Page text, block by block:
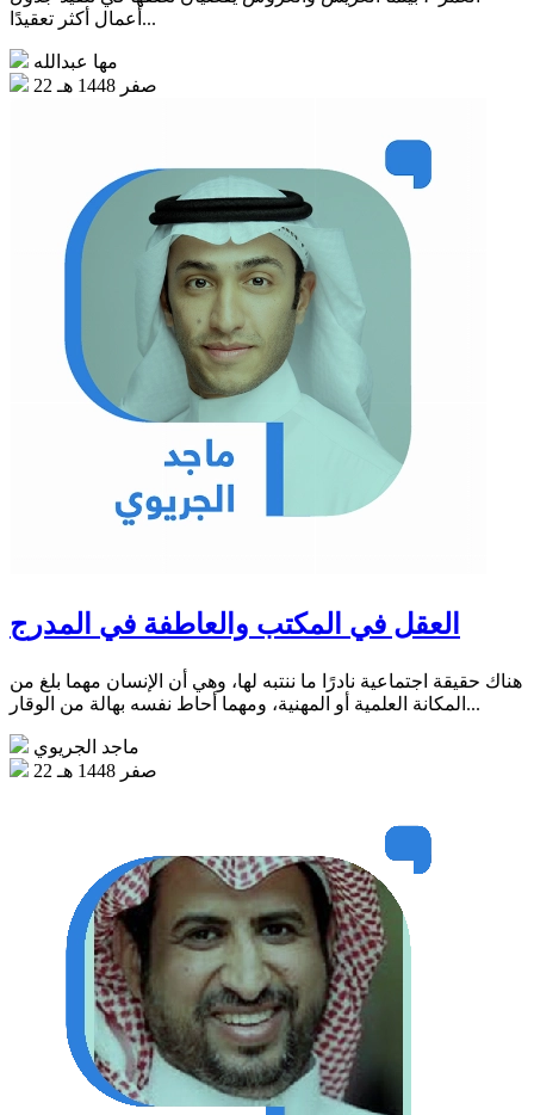
أعمال أكثر تعقيدًا...
مها عبدالله
22 صفر 1448 هـ
العقل في المكتب والعاطفة في المدرج
هناك حقيقة اجتماعية نادرًا ما ننتبه لها، وهي أن الإنسان مهما بلغ من
المكانة العلمية أو المهنية، ومهما أحاط نفسه بهالة من الوقار...
ماجد الجريوي
22 صفر 1448 هـ